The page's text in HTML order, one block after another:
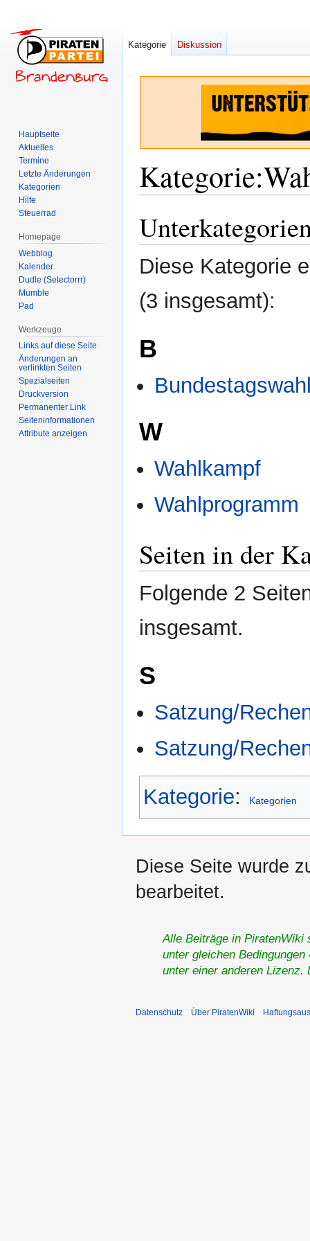
Kategorie:
Navigation
springen
Suche
springen
Diese Kategorie
(3 insgesamt):
B
W
Wahlkampf
Wahlprogramm
Seiten in der
Folgende 2
insgesamt.
S
Satzung/
Satzung/
Kategorie: Kategorien
Kategorie Diskussion
Hauptseite
Aktuelles
Termine
Letzte Änderungen
Kategorien
Hilfe
Steuerrad
Homepage
Webblog
Kalender
Dudle (Selectorrr)
Mumble
Pad
Werkzeuge
Links auf diese Seite
Änderungen an
verlinkten Seiten
Spezialseiten
Druckversion
Permanenter Link
Seiten­­informationen
Attribute anzeigen
Diese Seite wurde
bearbeitet.
Alle Beiträge in PiratenWiki
unter gleichen
unter einer anderen
Datenschutz Über PiratenWiki